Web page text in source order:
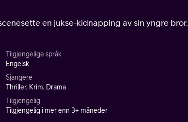
en jukse-kidnapping av sin yngre bror.
Tilgjengelige språk
Engelsk
Sjangere
Thriller, Krim, Drama
Tilgjengelig
Tilgjengelig i mer enn 3+ måneder